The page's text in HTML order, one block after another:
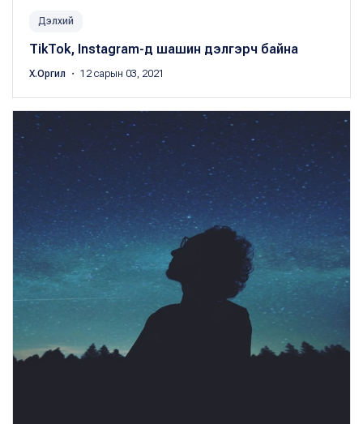
Дэлхий
TikTok, Instagram-д шашин дэлгэрч байна
Х.Оргил ・ 12 сарын 03, 2021